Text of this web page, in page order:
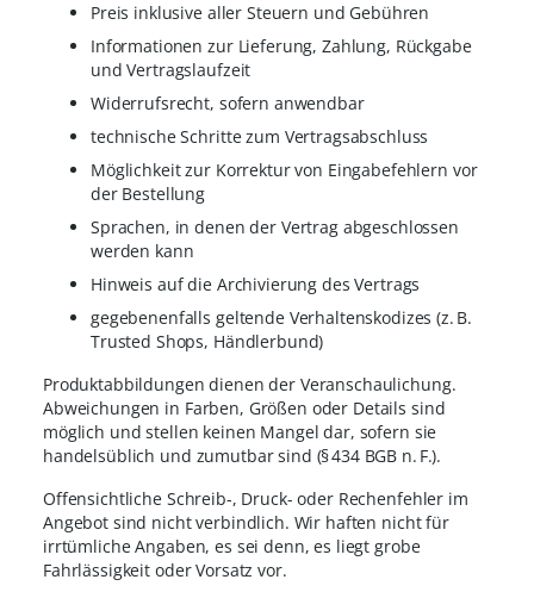
Preis inklusive aller Steuern und Gebühren
Informationen zur Lieferung, Zahlung, Rückgabe
und Vertragslaufzeit
Widerrufsrecht, sofern anwendbar
technische Schritte zum Vertragsabschluss
Möglichkeit zur Korrektur von Eingabefehlern vor
der Bestellung
Sprachen, in denen der Vertrag abgeschlossen
werden kann
Hinweis auf die Archivierung des Vertrags
gegebenenfalls geltende Verhaltenskodizes (z. B.
Trusted Shops, Händlerbund)
Produktabbildungen dienen der Veranschaulichung.
Abweichungen in Farben, Größen oder Details sind
möglich und stellen keinen Mangel dar, sofern sie
handelsüblich und zumutbar sind (§ 434 BGB n. F.).
Offensichtliche Schreib-, Druck- oder Rechenfehler im
Angebot sind nicht verbindlich. Wir haften nicht für
irrtümliche Angaben, es sei denn, es liegt grobe
Fahrlässigkeit oder Vorsatz vor.